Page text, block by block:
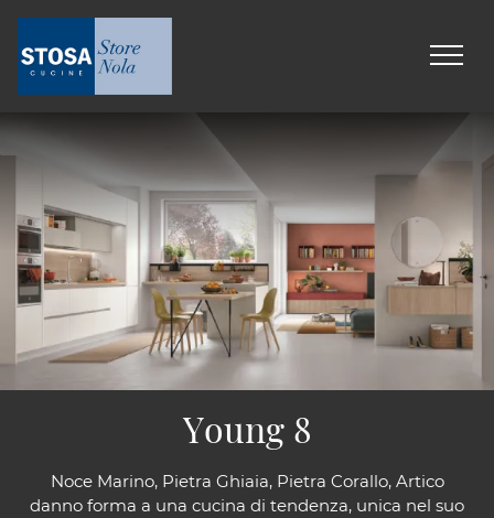
Noce Marino, Pietra Ghiaia, Pietra Corallo, Artico
danno forma a una cucina di tendenza, unica nel suo
Young 8